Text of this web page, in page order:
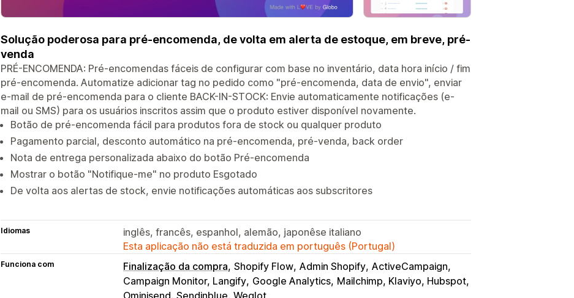
Solução poderosa para pré-encomenda, de volta em alerta de estoque, em breve, pré-
venda
PRÉ-ENCOMENDA: Pré-encomendas fáceis de configurar com base no inventário, data hora início / fim
pré-encomenda. Automatize adicionar tag no pedido como "pré-encomenda, data de envio", enviar
e-mail de pré-encomenda para o cliente BACK-IN-STOCK: Envie automaticamente notificações (e-
mail ou SMS) para os usuários inscritos assim que o produto estiver disponível novamente.
Botão de pré-encomenda fácil para produtos fora de stock ou qualquer produto
Pagamento parcial, desconto automático na pré-encomenda, pré-venda, back order
Nota de entrega personalizada abaixo do botão Pré-encomenda
Mostrar o botão "Notifique-me" no produto Esgotado
De volta aos alertas de stock, envie notificações automáticas aos subscritores
Idiomas
inglês, francês, espanhol, alemão, japonêse italiano
Esta aplicação não está traduzida em português (Portugal)
Funciona com Finalização da compra Shopify Flow Admin Shopify ActiveCampaign
Campaign Monitor, Langify Google Analytics Mailchimp, Klaviyo, Hubspot
Ominisend, Sendinblue, Weglot